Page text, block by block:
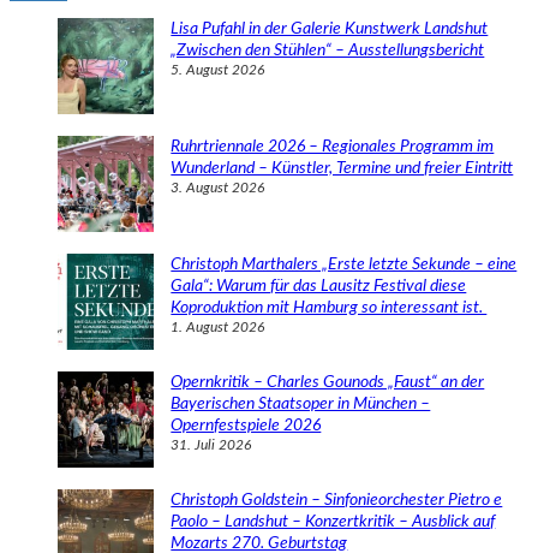
Lisa Pufahl in der Galerie Kunstwerk Landshut
„Zwischen den Stühlen“ – Ausstellungsbericht
5. August 2026
Ruhrtriennale 2026 – Regionales Programm im
Wunderland – Künstler, Termine und freier Eintritt
3. August 2026
Christoph Marthalers „Erste letzte Sekunde – eine
Gala“: Warum für das Lausitz Festival diese
Koproduktion mit Hamburg so interessant ist.
1. August 2026
Opernkritik – Charles Gounods „Faust“ an der
Bayerischen Staatsoper in München –
Opernfestspiele 2026
31. Juli 2026
Christoph Goldstein – Sinfonieorchester Pietro e
Paolo – Landshut – Konzertkritik – Ausblick auf
Mozarts 270. Geburtstag